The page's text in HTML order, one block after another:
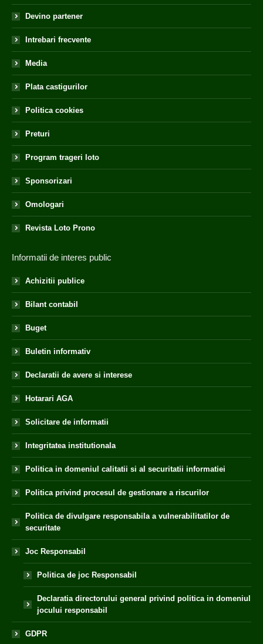
Devino partener
Intrebari frecvente
Media
Plata castigurilor
Politica cookies
Preturi
Program trageri loto
Sponsorizari
Omologari
Revista Loto Prono
Informatii de interes public
Achizitii publice
Bilant contabil
Buget
Buletin informativ
Declaratii de avere si interese
Hotarari AGA
Solicitare de informatii
Integritatea institutionala
Politica in domeniul calitatii si al securitatii informatiei
Politica privind procesul de gestionare a riscurilor
Politica de divulgare responsabila a vulnerabilitatilor de
securitate
Joc Responsabil
Politica de joc Responsabil
Declaratia directorului general privind politica in domeniul
jocului responsabil
GDPR